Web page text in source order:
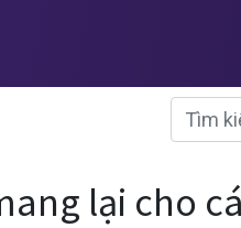
lại cho